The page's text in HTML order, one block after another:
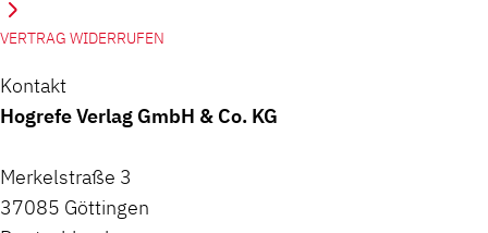
VERTRAG WIDERRUFEN
Kontakt
Hogrefe Verlag GmbH & Co. KG
Merkelstraße 3
37085 Göttingen